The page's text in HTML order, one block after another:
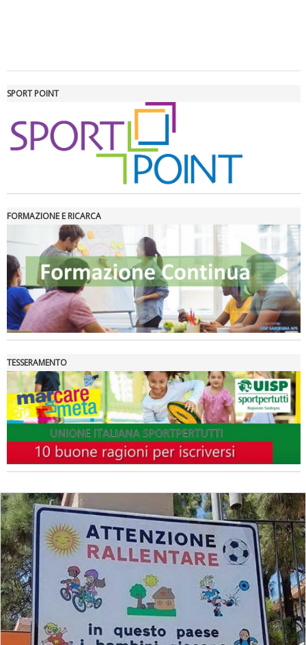
Tiziano Pesce a Radio InBlu2000 traccia il bilancio della stagione
Ddl Lobby, Uisp: “Il Parlamento valorizzi le nostre specificità"
La formazione Uisp rallenta ma prosegue anche in estate
SPORT POINT
FORMAZIONE E RICARCA
TESSERAMENTO